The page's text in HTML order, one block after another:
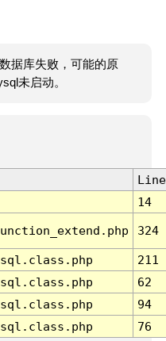
据库失败，可能的原
未启动。
Line
14
324
211
62
94
76